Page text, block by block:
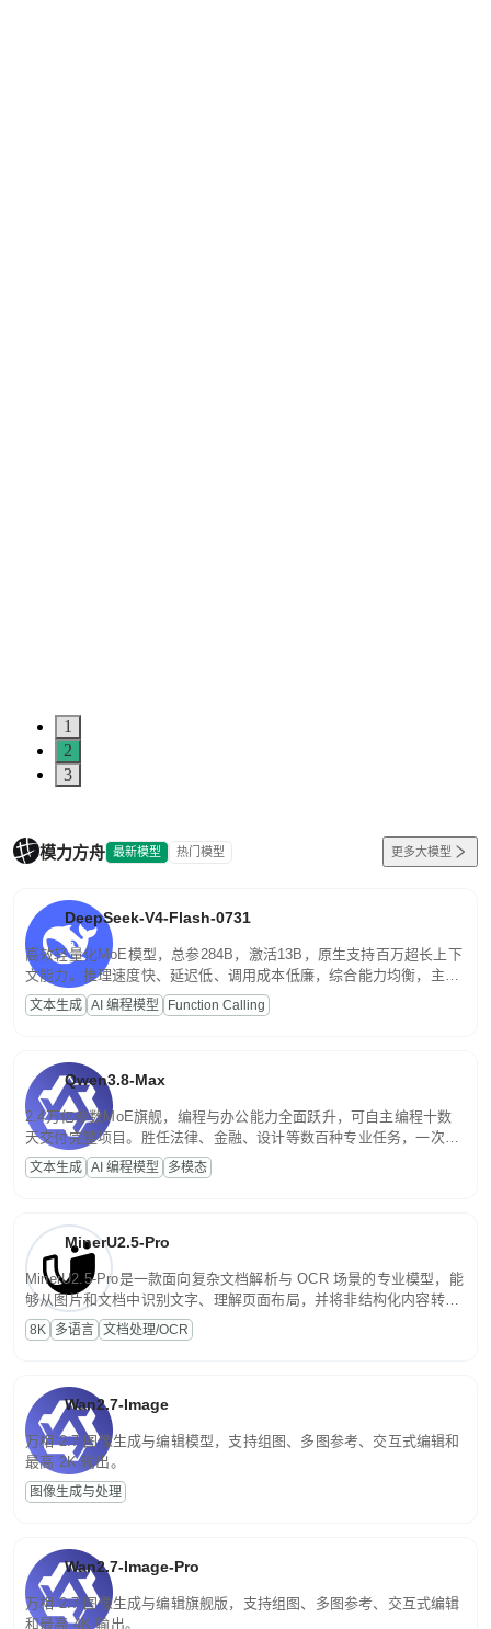
1
2
3
模力方舟 最新模型 热门模型 更多大模型
DeepSeek-V4-Flash-0731
高效轻量化MoE模型，总参284B，激活13B，原生支持百万超长上下
文能力。推理速度快、延迟低、调用成本低廉，综合能力均衡，主打
高并发、轻量化任务，适合日常对话、内容创作、基础 RAG、批量
文案处理等普惠刚需场景。
文本生成 AI 编程模型 Function Calling
Qwen3.8-Max
2.4万亿参数MoE旗舰，编程与办公能力全面跃升，可自主编程十数
天交付完整项目。胜任法律、金融、设计等数百种专业任务，一次对
话端到端交付生产级成果。原生视觉理解贯穿规划、执行与验证全流
程，支持超长文档与长视频的深度语义解析。长程任务中自主规划与
文本生成 AI 编程模型 多模态
MinerU2.5-Pro
MinerU2.5-Pro是一款面向复杂文档解析与 OCR 场景的专业模型，能
够从图片和文档中识别文字、理解页面布局，并将非结构化内容转换
为便于存储、检索和二次处理的结构化结果。
8K 多语言 文档处理/OCR
Wan2.7-Image
万相 2.7 图像生成与编辑模型，支持组图、多图参考、交互式编辑和
最高 2K 输出。
图像生成与处理
Wan2.7-Image-Pro
万相 2.7 图像生成与编辑旗舰版，支持组图、多图参考、交互式编辑
和最高 4K 输出。